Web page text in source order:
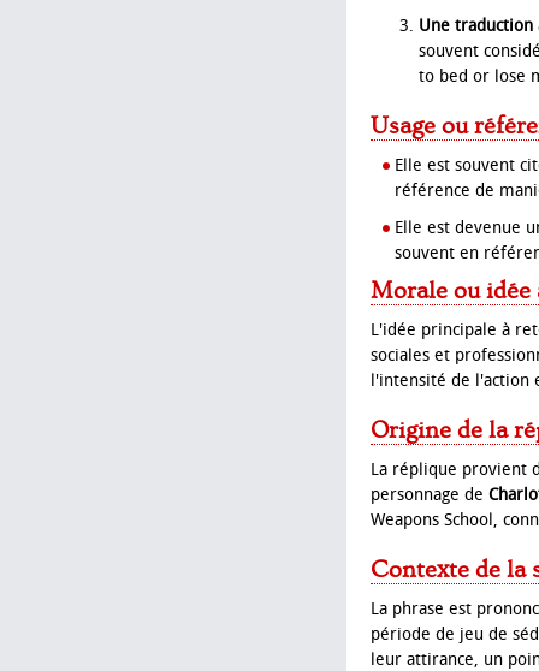
Une traduction
souvent
to bed or lose
Usage ou
Elle est souvent
référence de
Elle est devenue
souvent en
Morale ou idée
L'idée principale à
sociales et
l'intensité de l'action
Origine de la
La réplique provient
personnage de
Weapons School,
Contexte de la
La phrase est
période de jeu de
leur attirance, un